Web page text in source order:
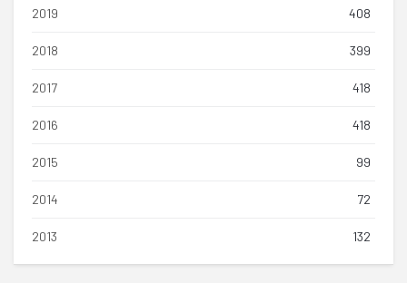
2019 408
2018 399
2017 418
2016 418
2015 99
2014 72
2013 132